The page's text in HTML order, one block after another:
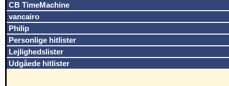
CB TimeMachine
vancairo
Philip
Personlige hitlister
Lejlighedslister
Udgåede hitlister